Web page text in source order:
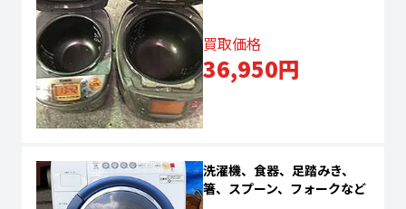
買取価格
36,950円
洗濯機、食器、足踏みき、
箸、スプーン、フォークなど